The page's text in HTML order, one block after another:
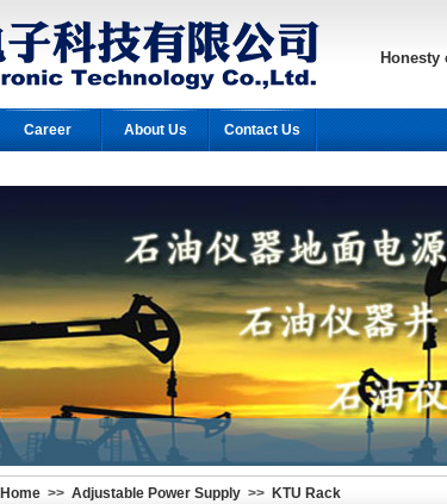
Honesty
Career About Us Contact Us
Home >> Adjustable Power Supply >> KTU Rack